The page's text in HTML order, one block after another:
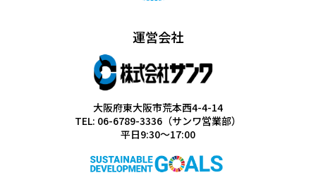
運営会社
大阪府東大阪市荒本西4-4-14
TEL: 06-6789-3336（サンワ営業部）
平日9:30～17:00